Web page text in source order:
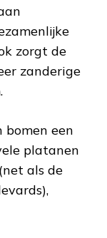
zorgt de
zanderige
bomen een
platanen
als de